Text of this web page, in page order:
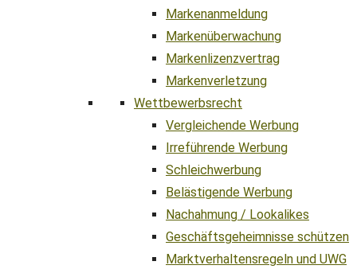
Markenanmeldung
Markenüberwachung
Markenlizenzvertrag
Markenverletzung
Wettbewerbsrecht
Vergleichende Werbung
Irreführende Werbung
Schleichwerbung
Belästigende Werbung
Nachahmung / Lookalikes
Geschäftsgeheimnisse schützen
Marktverhaltensregeln und UWG